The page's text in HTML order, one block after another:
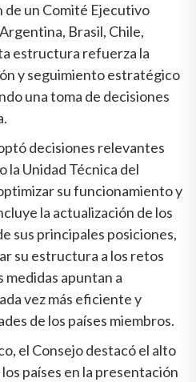
un Comité Ejecutivo
Brasil, Chile,
estructura refuerza la
y seguimiento estratégico
una toma de decisiones
decisiones relevantes
Unidad Técnica del
su funcionamiento y
la actualización de los
sus principales posiciones,
su estructura a los retos
medidas apuntan a
vez más eficiente y
de los países miembros.
el Consejo destacó el alto
países en la presentación